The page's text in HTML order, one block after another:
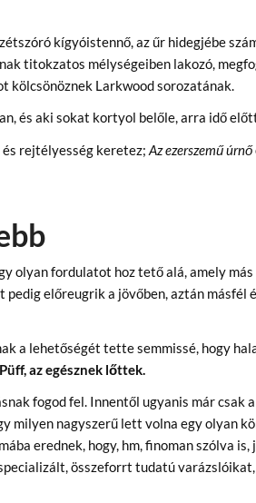
kígyóistennő, az űr hidegjébe
titokzatos mélységeiben lakozó,
kölcsönöznek Larkwood sorozatának.
és aki sokat kortyol belőle, arra idő
és rejtélyesség keretez;Az ezerszemű úrnő
olyan fordulatot hoz tető alá, amely
előreugrik a jövőben, aztán másfél
a lehetőségét tette semmissé, hogy
Püff, az egésznek lőttek.
fogod fel. Innentől ugyanis már csak
milyen nagyszerű lett volna egy olyan
erednek, hogy, hm, finoman szólva is,
összeforrt tudatú